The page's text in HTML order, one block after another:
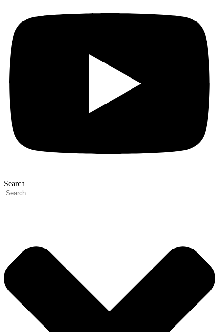
Search